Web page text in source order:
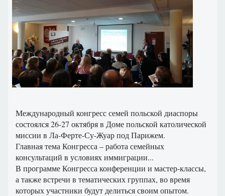
Международный конгресс семей польской диаспоры
состоялся 26-27 октября в Доме польской католической
миссии в Ла-Ферте-Су-Жуар под Парижем.
Главная тема Конгресса – работа семейных
консультаций в условиях иммиграции...
В программе Конгресса конференции и мастер-классы,
а также встречи в тематических группах, во время
которых участники будут делиться своим опытом.